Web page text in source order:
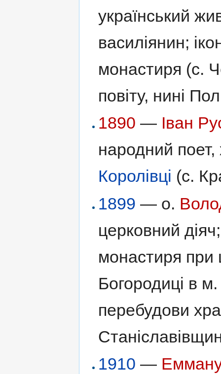
український
василіянин;
монастиря (с.
повіту, нині
1890 — Іван
народний
Королівці (с.
1899 — о.
церковний
монастиря при
Богородиці в м.
перебудови
1910 —